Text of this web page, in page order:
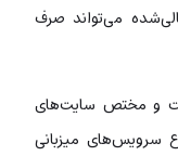
می‌تواند صرف
و مختص سایت‌های
سرویس‌های میزبانی